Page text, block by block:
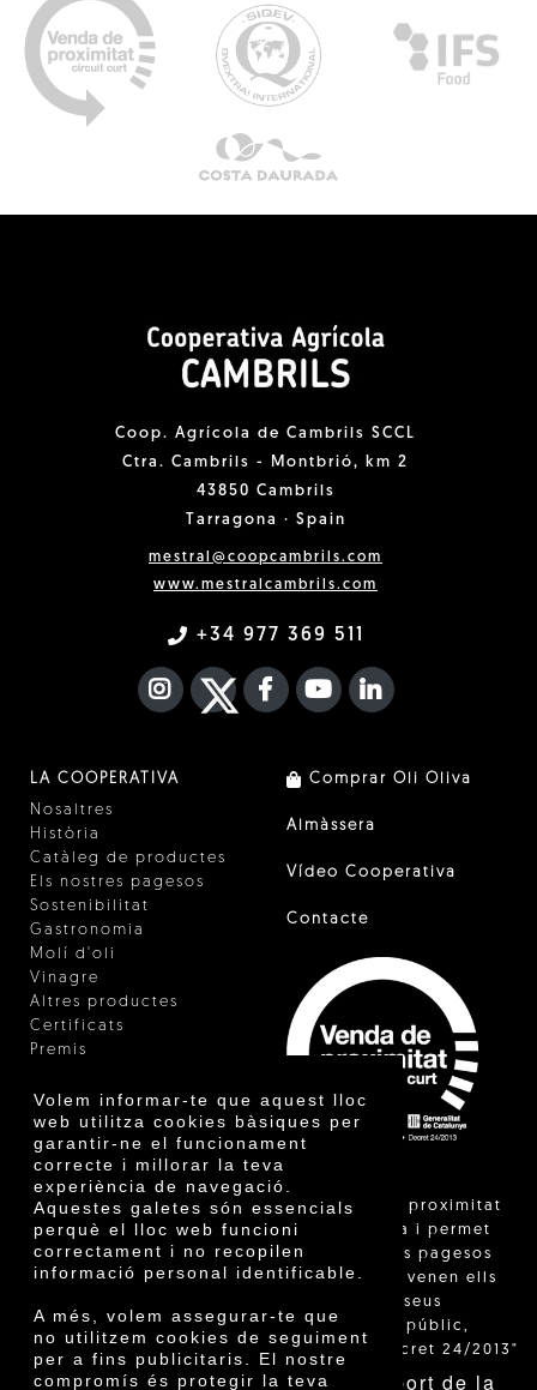
Volem informar-te que aquest lloc
web utilitza cookies bàsiques per
garantir-ne el funcionament
correcte i millorar la teva
experiència de navegació.
Aquestes galetes són essencials
perquè el lloc web funcioni
correctament i no recopilen
informació personal identificable.
A més, volem assegurar-te que
no utilitzem cookies de seguiment
per a fins publicitaris. El nostre
compromís és protegir la teva
Coop. Agrícola de Cambrils SCCL
Ctra. Cambrils - Montbrió, km 2
43850 Cambrils
Tarragona · Spain
mestral@coopcambrils.com
www.mestralcambrils.com
+34 977 369 511
INSTAGRAM
TWITTER
FACEBOOK F
YOUTUBEFA LINKEDIN
LA COOPERATIVA
Nosaltres
Història
Catàleg de productes
Els nostres pagesos
Sostenibilitat
Gastronomia
Molí d'oli
Vinagre
Altres productes
Certificats
Premis
Comprar Oli Oliva
Almàssera
Vídeo Cooperativa
Contacte
"La venda de proximitat
està regulada i permet
identificar els pagesos
catalans que venen ells
mateixos els seus
productes al públic,
segons el Decret 24/2013"
Amb el suport de la